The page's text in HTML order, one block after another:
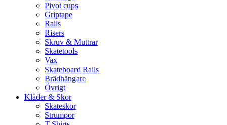
Pivot cups
Griptape
Rails
Risers
Skruv & Muttrar
Skatetools
Vax
Skateboard Rails
Brädhängare
Övrigt
Kläder & Skor
Skateskor
Strumpor